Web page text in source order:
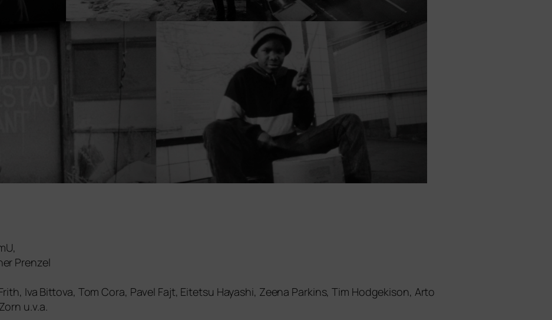
Prenzel
Iva Bittova, Tom Cora, Pavel Fajt, Eitetsu Hayashi, Zeena Parkins, Tim Hodgekison, Arto
u.v.a.